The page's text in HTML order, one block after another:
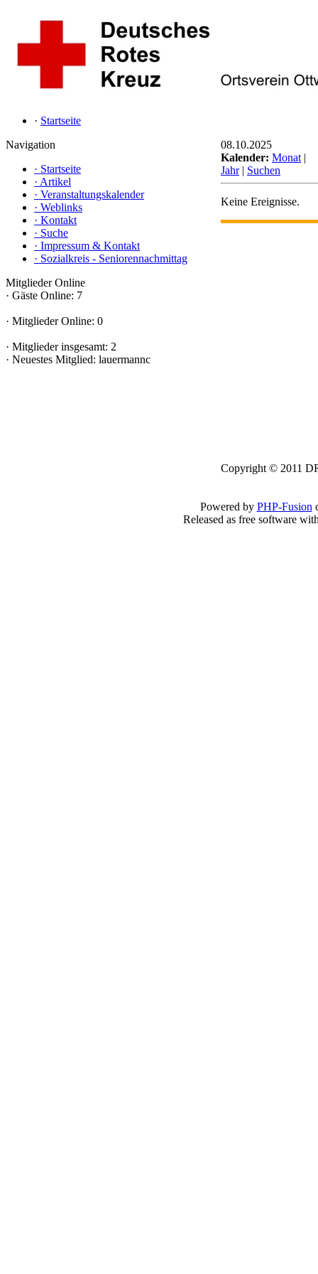
· Startseite
Navigation
· Startseite
· Artikel
· Veranstaltungskalender
· Weblinks
· Kontakt
· Suche
· Impressum & Kontakt
· Sozialkreis - Seniorennachmittag
Mitglieder Online
· Gäste Online: 7
· Mitglieder Online: 0
· Mitglieder insgesamt: 2
· Neuestes Mitglied: lauermannc
08.10.2025
Kalender: Monat |
Jahr| Suchen
Keine Ereignisse.
Copyright © 2011
Powered by PHP-Fusion
Released as free software